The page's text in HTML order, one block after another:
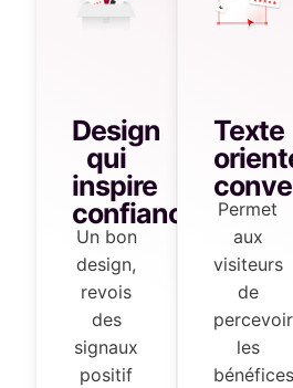
Design
qui
inspire
confiance
Un bon
design,
revois
des
signaux
positif
Texte
Permet
aux
visiteurs
de
percevoir
les
bénéfices